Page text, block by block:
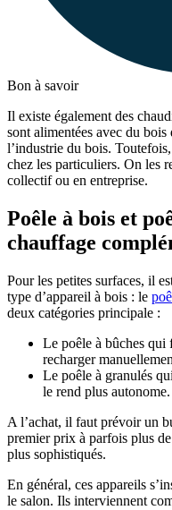
Bon à savoir
Il existe également des
sont alimentées avec du bois
l’industrie du bois.
chez les particuliers. On les
collectif ou en entreprise.
Poêle à bois et
chauffage
Pour les petites surfaces, il
type d’appareil à bois : le
deux catégories principale :
Le poêle à bûches qui
recharger
Le poêle à granulés
le rend plus autonome.
A l’achat, il faut prévoir un
premier prix à parfois plus
plus sophistiqués.
En général, ces appareils
le salon. Ils interviennent